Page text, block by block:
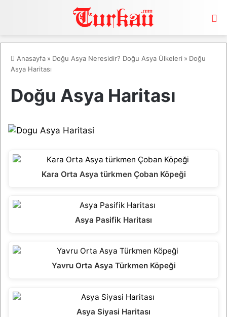
Anasayfa » Doğu Asya Neresidir? Doğu Asya Ülkeleri » Doğu
Asya Haritası
Doğu Asya Haritası
Kara Orta Asya türkmen Çoban Köpeği
Asya Pasifik Haritası
Yavru Orta Asya Türkmen Köpeği
Asya Siyasi Haritası